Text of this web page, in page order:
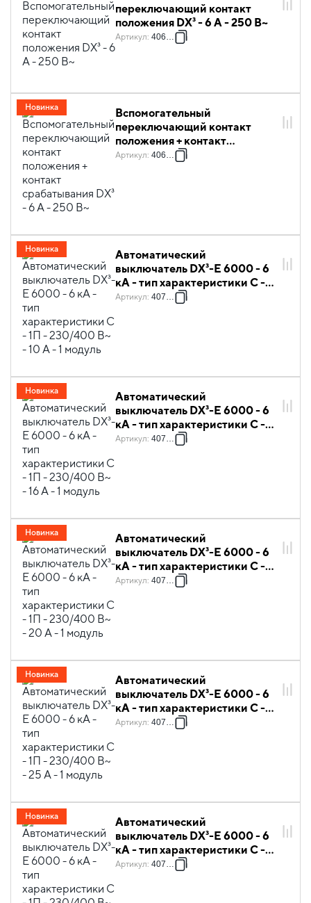
переключающий контакт
положения DX³ - 6 А - 250 В~
Артикул: 406258
Вспомогательный
переключающий контакт
положения + контакт
срабатывания DX³ - 6 А - 250
Артикул: 406266
Новинка
Автоматический
выключатель DX³-E 6000 - 6
кА - тип характеристики C -
1П - 230/400 В~ - 10 А - 1
Артикул: 407261
Новинка
Автоматический
выключатель DX³-E 6000 - 6
кА - тип характеристики C -
1П - 230/400 В~ - 16 А - 1
Артикул: 407263
Новинка
Автоматический
выключатель DX³-E 6000 - 6
кА - тип характеристики C -
1П - 230/400 В~ - 20 А - 1
Артикул: 407264
Новинка
Автоматический
выключатель DX³-E 6000 - 6
кА - тип характеристики C -
1П - 230/400 В~ - 25 А - 1
Артикул: 407265
Новинка
Автоматический
выключатель DX³-E 6000 - 6
кА - тип характеристики C -
1П - 230/400 В~ - 32 А - 1
Артикул: 407266
Новинка